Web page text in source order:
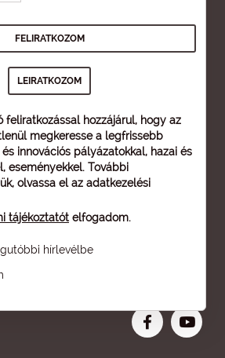
feliratkozással hozzájárul, hogy az
megkeresse a legfrissebb
innovációs pályázatokkal, hazai és
eseményekkel. További
olvassa el az adatkezelési
tájékoztatót elfogadom.
hírlevélbe